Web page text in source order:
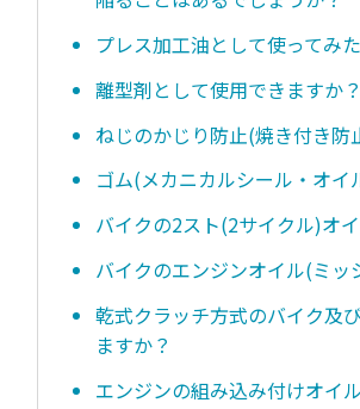
プレス加工油として使ってみ
離型剤として使用できますか？
ねじのかじり防止(焼き付き防
ゴム(メカニカルシール・オ
バイクの2スト(2サイクル)オ
バイクのエンジンオイル(ミッ
乾式クラッチ方式のバイク及
ますか？
エンジンの組み込み付けオイ